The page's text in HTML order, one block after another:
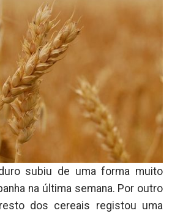
subiu de uma forma muito
na última semana. Por outro
dos cereais registou uma